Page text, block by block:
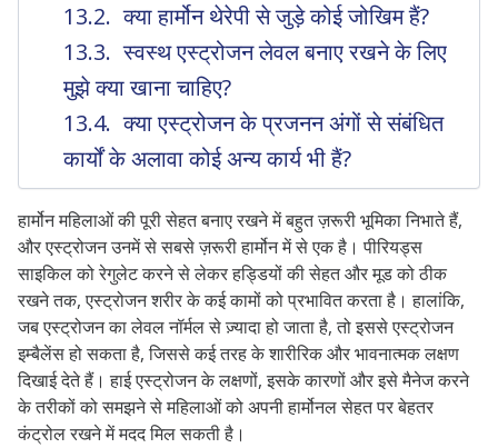
क्या हार्मोन थेरेपी से जुड़े कोई जोखिम हैं?
स्वस्थ एस्ट्रोजन लेवल बनाए रखने के लिए
मुझे क्या खाना चाहिए?
क्या एस्ट्रोजन के प्रजनन अंगों से संबंधित
कार्यों के अलावा कोई अन्य कार्य भी हैं?
हार्मोन महिलाओं की पूरी सेहत बनाए रखने में बहुत ज़रूरी भूमिका निभाते हैं,
और एस्ट्रोजन उनमें से सबसे ज़रूरी हार्मोन में से एक है। पीरियड्स
साइकिल को रेगुलेट करने से लेकर हड्डियों की सेहत और मूड को ठीक
रखने तक, एस्ट्रोजन शरीर के कई कामों को प्रभावित करता है। हालांकि,
जब एस्ट्रोजन का लेवल नॉर्मल से ज़्यादा हो जाता है, तो इससे एस्ट्रोजन
इम्बैलेंस हो सकता है, जिससे कई तरह के शारीरिक और भावनात्मक लक्षण
दिखाई देते हैं। हाई एस्ट्रोजन के लक्षणों, इसके कारणों और इसे मैनेज करने
के तरीकों को समझने से महिलाओं को अपनी हार्मोनल सेहत पर बेहतर
कंट्रोल रखने में मदद मिल सकती है।